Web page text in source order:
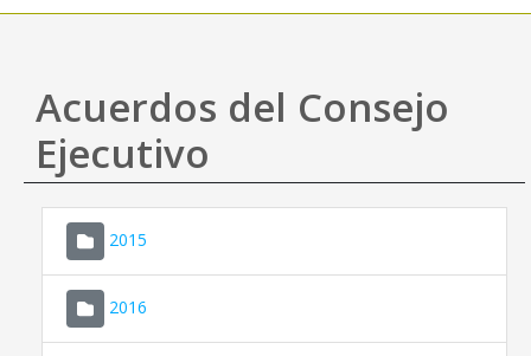
Utilidades
Mapa web
Ayuda
Acuerdos del Consejo
Ejecutivo
2015
2016